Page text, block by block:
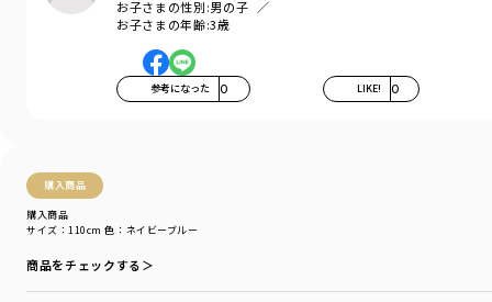
お子さまの性別:男の子
お子さまの年齢:3歳
参考になった 0 LIKE! 0
購入商品
購入商品
サイズ：110cm 色：ネイビーブルー
商品をチェックする＞
ブランド ／ branshes
／ アウトレット
／トップス
／ブラック
性別タイプ
／BOY